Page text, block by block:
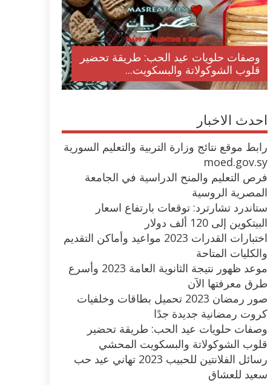
وصفات حلويات عيد الحب: طريقة تحضير
قلوب الشوكولاتة والبسكويت...
احدث الاخبار
رابط موقع نتائج وزارة التربية والتعليم السورية
moed.gov.sy
فرص التعليم والمنح الدراسية في الجامعة
المصرية الروسية
ستاندرد تشارترد: توقعات بارتفاع اسعار
البيتكوين إلى 120 ألف دولار
اختبارات القدرات 2023 مواعيد وأماكن التقديم
والكليات المتاحة
موعد ظهور نتيجة الثانوية العامة 2023 وأسرع
طرق معرفتها الآن
صور رمضان 2023 تحميل بطاقات وخلفيات
كروت رمضانية جديدة جدًا
وصفات حلويات عيد الحب: طريقة تحضير
قلوب الشوكولاتة والبسكويت المحشي
رسائل الفلانتين للحبيب 2023 تهاني عيد حب
سعيد للعشاق